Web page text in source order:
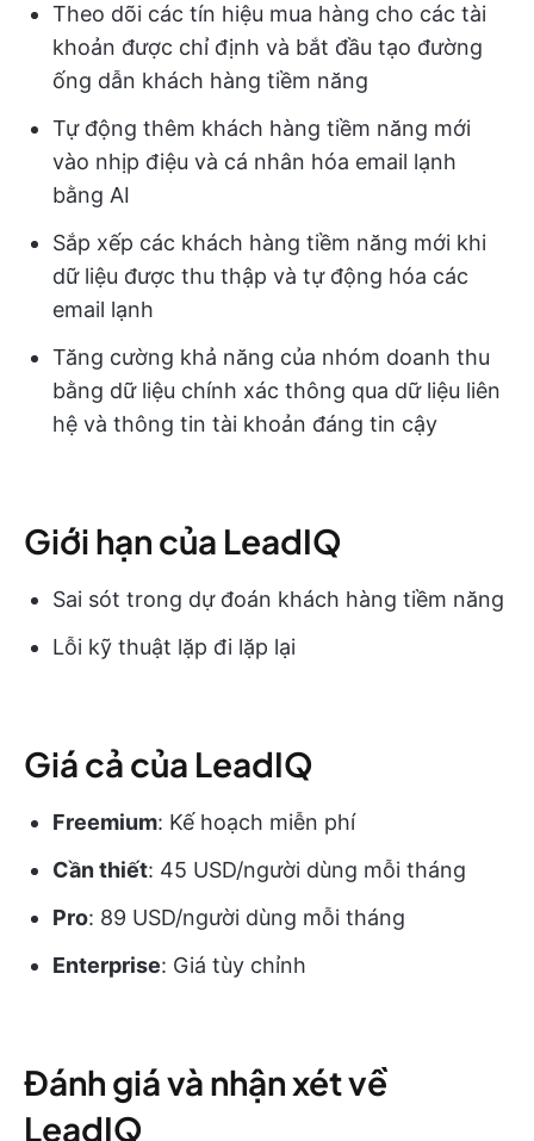
Theo dõi các tín hiệu mua hàng cho các tài
khoản được chỉ định và bắt đầu tạo đường
ống dẫn khách hàng tiềm năng
Tự động thêm khách hàng tiềm năng mới
vào nhịp điệu và cá nhân hóa email lạnh
bằng AI
Sắp xếp các khách hàng tiềm năng mới khi
dữ liệu được thu thập và tự động hóa các
email lạnh
Tăng cường khả năng của nhóm doanh thu
bằng dữ liệu chính xác thông qua dữ liệu liên
hệ và thông tin tài khoản đáng tin cậy
Giới hạn của LeadIQ
Sai sót trong dự đoán khách hàng tiềm năng
Lỗi kỹ thuật lặp đi lặp lại
Giá cả của LeadIQ
Freemium: Kế hoạch miễn phí
Cần thiết: 45 USD/người dùng mỗi tháng
Pro: 89 USD/người dùng mỗi tháng
Enterprise: Giá tùy chỉnh
Đánh giá và nhận xét về
LeadIQ